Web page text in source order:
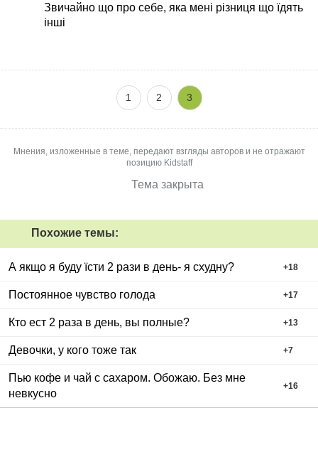
Звичайно що про себе, яка мені різниця що їдять
інші
1 2 3
Мнения, изложенные в теме, передают взгляды авторов и не отражают
позицию Kidstaff
Тема закрыта
Похожие темы:
А якщо я буду їсти 2 рази в день- я схудну? +18
Постоянное чувство голода +17
Кто ест 2 раза в день, вы полные? +13
Девочки, у кого тоже так +7
Пью кофе и чай с сахаром. Обожаю. Без мне
невкусно
+16